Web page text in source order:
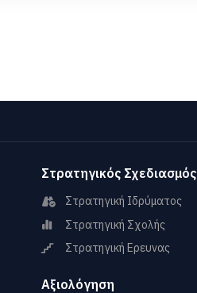
Στρατηγικός Σχεδιασμός
Στρατηγική Ιδρύματος
Στρατηγική Σχολής
Στρατηγική Ερευνας
Αξιολόγηση